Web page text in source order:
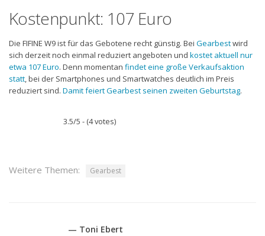
Kostenpunkt: 107 Euro
Die FIFINE W9 ist für das Gebotene recht günstig. Bei Gearbestwird
sich derzeit noch einmal reduziert angeboten und kostet aktuell nur
etwa 107 Euro. Denn momentan findet eine große Verkaufsaktion
statt, bei der Smartphones und Smartwatches deutlich im Preis
reduziert sind. Damit feiert Gearbest seinen zweiten Geburtstag.
3.5/5 - (4 votes)
Weitere Themen: Gearbest
— Toni Ebert